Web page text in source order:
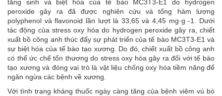
tăng sinh và biệt hóa của tế bào MC3T3-E1 do hydrogen
peroxide gây ra đã được nghiên cứu và tổng hàm lượng
polyphenol và flavonoid lần lượt là 33,65 và 4,45 mg·g -1. Dưới
tác động của stress oxy hóa do hydrogen peroxide gây ra, chiết
xuất bồ công anh thúc đẩy sự phát triển của tế bào MC3T3-E1 và
sự biệt hóa của tế bào tạo xương. Do đó, chiết xuất bồ công anh
có thể ức chế tổn thương do stress oxy hóa gây ra đối với tế bào
tạo xương và đóng vai trò là vật liệu chống oxy hóa tiềm năng để
ngăn ngừa các bệnh về xương.
Với tình trạng kháng thuốc ngày càng tăng của bệnh viêm vú bò